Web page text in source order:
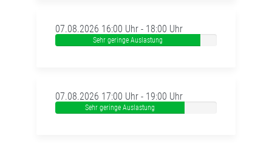
07.08.2026 16:00 Uhr - 18:00 Uhr
Sehr geringe Auslastung
07.08.2026 17:00 Uhr - 19:00 Uhr
Sehr geringe Auslastung